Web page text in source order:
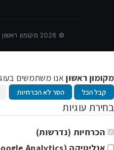
©
2026 מקומון
מקומון ראשוןאנו משתמשים
קבל הכל הסר לא הכרחיות
בחירת עוגיות
הכרחיות (נדרשות)
אנליטיקה (Google Analytics)